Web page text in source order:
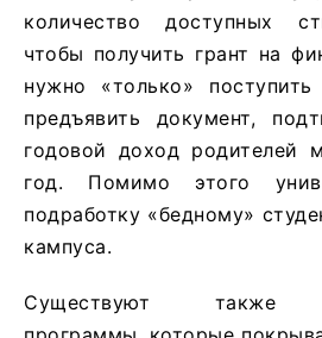
количество доступных
чтобы получить грант на
нужно «только»
предъявить документ,
годовой доход родителей
год. Помимо этого
подработку «бедному»
кампуса.
Существуют также